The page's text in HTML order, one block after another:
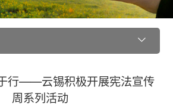
行——云锡积极开展宪法宣传
周系列活动